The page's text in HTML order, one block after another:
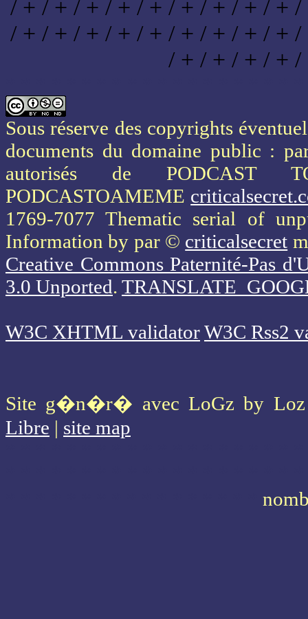
/ + / + / + / + / + / + / + / + / +
/ + / + / + / + / + / + / + / + / +
/ + / + / + / +
Sous réserve des copyrights
documents du domaine public :
autorisés de PODCAST
PODCASTOAMEME
1769-7077 Thematic serial of
Information by par © criticalsecret
Creative Commons Paternité-Pas
3.0 Unported.
W3C XHTML validatorW3C Rss2
Site g�n�r� avec LoGz by
Libre | site map